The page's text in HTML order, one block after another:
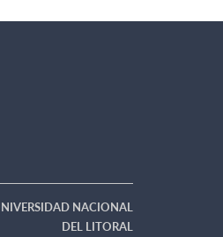
NACIONAL
DEL LITORAL